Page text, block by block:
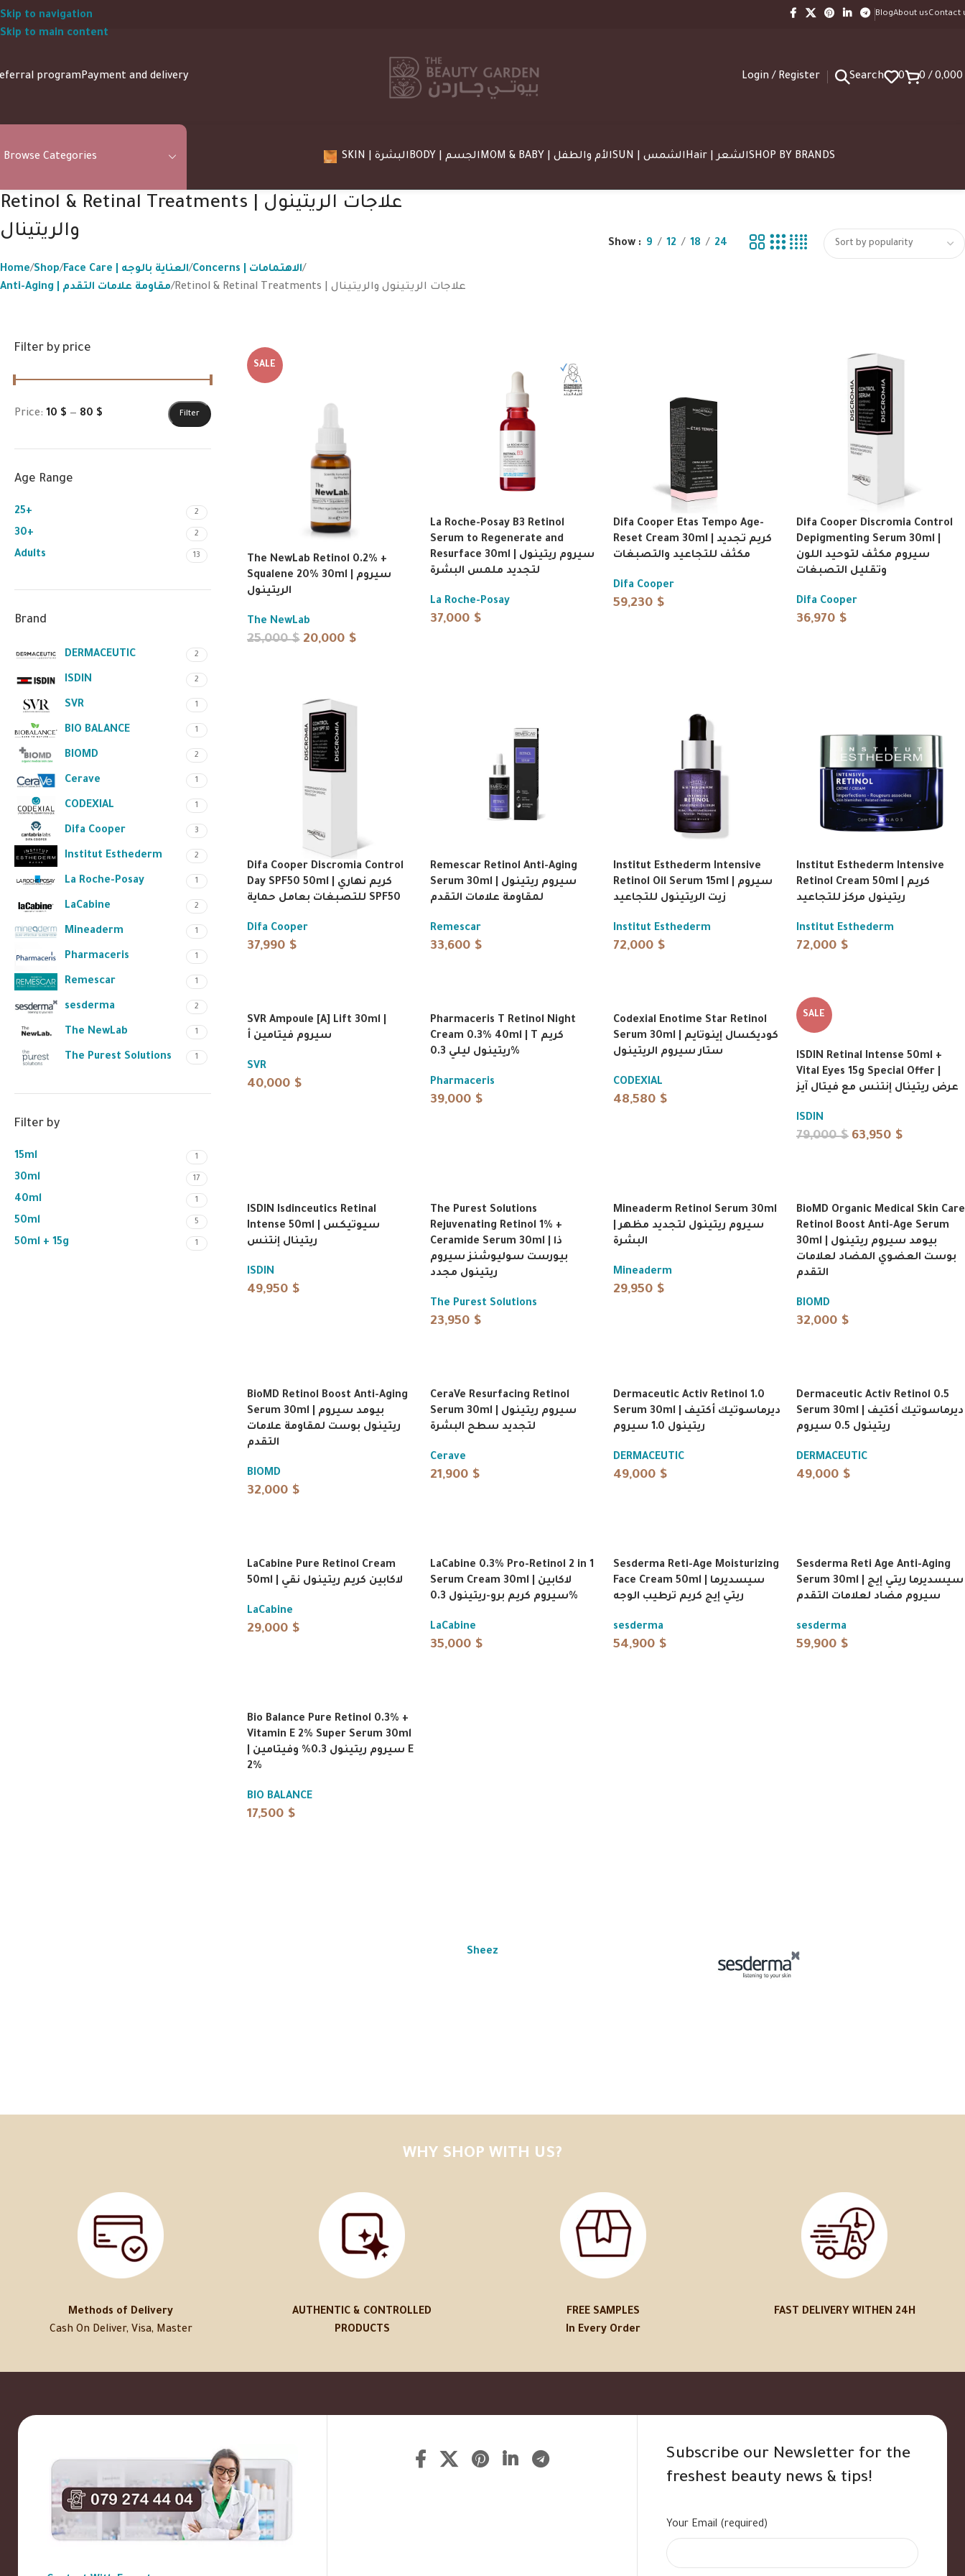
Skip to navigation
Skip to main content
BlogAbout usContact
programPayment and delivery Login / Register Search 0 0/ 0,000
Browse Categories SKIN | البشرة BODY | الجسم MOM & BABY | الأم والطفل SUN | الشمس Hair | الشعرSHOP BY BRANDS
Retinol & Retinal Treatments | علاجات الريتينول
والريتينال
Home Shop Face Care | العناية بالوجه
Concerns | الاهتمامات
Anti-Aging | مقاومة علامات التقدم
Retinol & Retinal Treatments | علاجات الريتينول والريتينال
Show 9 12 18 24
Filter by price
Filter
Price: 10 $ — 80 $
Age Range
25+ 2
30+ 2
Adults 13
Brand
DERMACEUTIC 2
ISDIN 2
SVR 1
BIO BALANCE 1
BIOMD 2
Cerave 1
CODEXIAL 1
Difa Cooper 3
Institut Esthederm 2
La Roche-Posay 1
LaCabine 2
Mineaderm 1
Pharmaceris 1
Remescar 1
sesderma 2
The NewLab 1
The Purest Solutions 1
Filter by
15ml 1
30ml 17
40ml 1
50ml 5
50ml + 15g 1
SALE
The NewLab Retinol 0.2% +
Squalene 20% 30ml | سيروم
الريتينول
The NewLab
25,000$ 20,000 $
La Roche-Posay B3 Retinol
Serum to Regenerate and
Resurface 30ml | سيروم ريتينول
لتجديد ملمس البشرة
La Roche-Posay
37,000 $
Difa Cooper Etas Tempo Age-
Reset Cream 30ml | كريم تجديد
مكثف للتجاعيد والتصبغات
Difa Cooper
59,230 $
Difa Cooper Discromia Control
Depigmenting Serum 30ml |
سيروم مكثف لتوحيد اللون
وتقليل التصبغات
Difa Cooper
36,970 $
Difa Cooper Discromia Control
Day SPF50 50ml | كريم نهاري
للتصبغات بعامل حماية SPF50
Difa Cooper
37,990 $
Remescar Retinol Anti-Aging
Serum 30ml | سيروم ريتينول
لمقاومة علامات التقدم
Remescar
33,600 $
Institut Esthederm Intensive
Retinol Oil Serum 15ml | سيروم
زيت الريتينول للتجاعيد
Institut Esthederm
72,000 $
Institut Esthederm Intensive
Retinol Cream 50ml | كريم
ريتينول مركز للتجاعيد
Institut Esthederm
72,000 $
SVR Ampoule [A] Lift 30ml |
سيروم فيتامين أ
SVR
40,000 $
Pharmaceris T Retinol Night
Cream 0.3% 40ml | T كريم
ريتينول ليلي 0.3%
Pharmaceris
39,000 $
Codexial Enotime Star Retinol
Serum 30ml | كوديكسال إينوتايم
ستار سيروم الريتينول
CODEXIAL
48,580 $
SALE
ISDIN Retinal Intense 50ml +
Vital Eyes 15g Special Offer |
عرض ريتينال إنتنس مع فيتال آيز
ISDIN
79,000$ 63,950 $
ISDIN Isdinceutics Retinal
Intense 50ml | سيوتيكس
ريتينال إنتنس
ISDIN
49,950 $
The Purest Solutions
Rejuvenating Retinol 1% +
Ceramide Serum 30ml | ذا
بيورست سوليوشنز سيروم
ريتينول مجدد
The Purest Solutions
23,950 $
Mineaderm Retinol Serum 30ml
| سيروم ريتينول لتجديد مظهر
البشرة
Mineaderm
29,950 $
BioMD Organic Medical Skin Care
Retinol Boost Anti-Age Serum
30ml | بيومد سيروم ريتينول
بوست العضوي المضاد لعلامات
التقدم
BIOMD
32,000 $
BioMD Retinol Boost Anti-Aging
Serum 30ml | بيومد سيروم
ريتينول بوست لمقاومة علامات
التقدم
BIOMD
32,000 $
CeraVe Resurfacing Retinol
Serum 30ml | سيروم ريتينول
لتجديد سطح البشرة
Cerave
21,900 $
Dermaceutic Activ Retinol 1.0
Serum 30ml | ديرماسوتيك أكتيف
ريتينول 1.0 سيروم
DERMACEUTIC
49,000 $
Dermaceutic Activ Retinol 0.5
Serum 30ml | ديرماسوتيك أكتيف
ريتينول 0.5 سيروم
DERMACEUTIC
49,000 $
LaCabine Pure Retinol Cream
50ml | لاكابين كريم ريتينول نقي
LaCabine
29,000 $
LaCabine 0.3% Pro-Retinol 2 in 1
Serum Cream 30ml | لاكابين
سيروم كريم برو-ريتينول 0.3%
LaCabine
35,000 $
Sesderma Reti-Age Moisturizing
Face Cream 50ml | سيسديرما
ريتي إيج كريم ترطيب الوجه
sesderma
54,900 $
Sesderma Reti Age Anti-Aging
Serum 30ml | سيسديرما ريتي إيج
سيروم مضاد لعلامات التقدم
sesderma
59,900 $
Bio Balance Pure Retinol 0.3% +
Vitamin E 2% Super Serum 30ml
2%
BIO BALANCE
17,500 $
Sheez
WHY SHOP WITH US?
Methods of Delivery
Cash On Deliver, Visa, Master
AUTHENTIC & CONTROLLED
PRODUCTS
FREE SAMPLES
In Every Order
FAST DELIVERY WITHEN 24H
Subscribe our Newsletter for the
freshest beauty news & tips!
Your Email (required)